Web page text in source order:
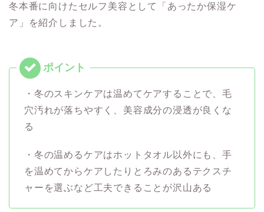
冬本番に向けたセルフ美容として「あったか保湿ケ
ア」を紹介しました。
・冬のスキンケアは温めてケアすることで、毛
穴汚れが落ちやすく、美容成分の浸透が良くな
る
・冬の温めるケアはホットタオル以外にも、手
を温めてからケアしたりとろみのあるテクスチ
ャーを選ぶなど工夫できることが沢山ある